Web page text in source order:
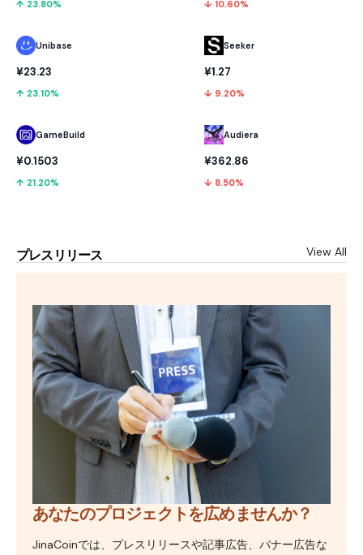
↑ 23.80%
Unibase
¥23.23
↑ 23.10%
GameBuild
¥0.1503
↑ 21.20%
↓ 10.60%
Seeker
¥1.27
↓ 9.20%
Audiera
¥362.86
↓ 8.50%
プレスリリース View All
あなたのプロジェクトを広めませんか？
JinaCoinでは、プレスリリースや記事広告、バナー広告な